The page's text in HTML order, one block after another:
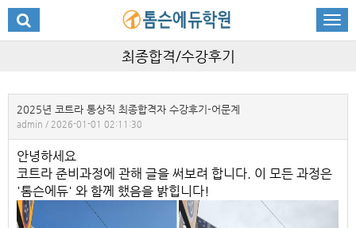
최종합격/수강후기
2025년 코트라 통상직 최종합격자 수강후기-어문계
admin / 2026-01-01 02:11:30
안녕하세요
코트라 준비과정에 관해 글을 써보려 합니다. 이 모든 과정은
'톰슨에듀' 와 함께 했음을 밝힙니다!